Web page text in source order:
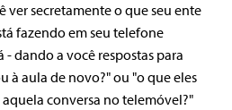
ver secretamente o que seu ente
fazendo em seu telefone
dando a você respostas para
à aula de novo?" ou "o que eles
conversa no telemóvel?"